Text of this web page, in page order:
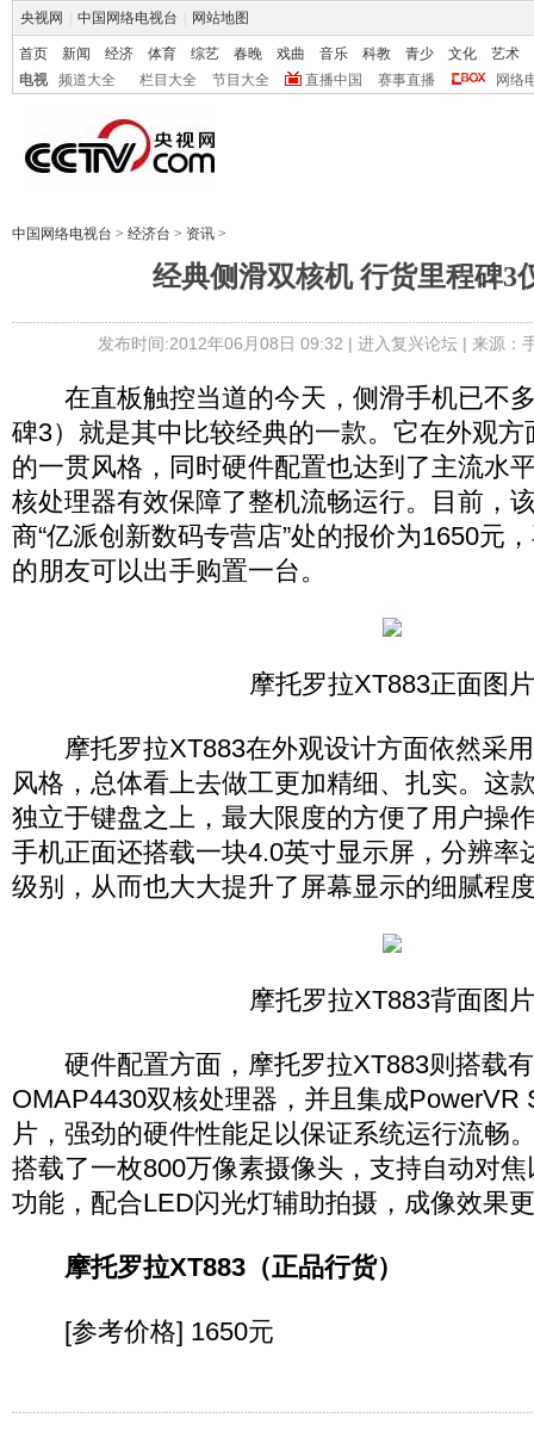
央视网 中国网络电视台 网站地图
首页 新闻 经济 体育 综艺 春晚 戏曲 音乐 科教 青少 文化
艺术
电视
频道大全 栏目大全 节目大全 直播中国 赛事直播 网络
中国网络电视台 > 经济台 > 资讯 >
经典侧滑双核机 行货里程碑3
发布时间:2012年06月08日 09:32 | 进入复兴论坛| 来源：
在直板触控当道的今天，侧滑手机已不
碑3）就是其中比较经典的一款。它在外观
的一贯风格，同时硬件配置也达到了主流水
核处理器有效保障了整机流畅运行。目前，
商“亿派创新数码专营店”处的报价为1650元
的朋友可以出手购置一台。
摩托罗拉XT883正面图片
摩托罗拉XT883在外观设计方面依然采用
风格，总体看上去做工更加精细、扎实。这
独立于键盘之上，最大限度的方便了用户操
手机正面还搭载一块4.0英寸显示屏，分辨率
级别，从而也大大提升了屏幕显示的细腻程
摩托罗拉XT883背面图片
硬件配置方面，摩托罗拉XT883则搭载有
OMAP4430双核处理器，并且集成PowerVR
片，强劲的硬件性能足以保证系统运行流畅
搭载了一枚800万像素摄像头，支持自动对
功能，配合LED闪光灯辅助拍摄，成像效果
摩托罗拉XT883（正品行货）
[参考价格] 1650元